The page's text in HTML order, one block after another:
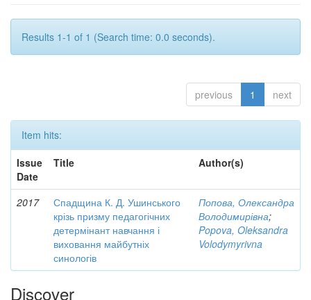
Results 1-1 of 1 (Search time: 0.0 seconds).
previous 1 next
Item hits:
Issue
Date
Title Author(s)
2017
Спадщина К. Д. Ушинського
крізь призму педагогічних
детермінант навчання і
виховання майбутніх
синологів
Попова, Олександра
Володимирівна;
Popova, Oleksandra
Volodymyrivna
Discover